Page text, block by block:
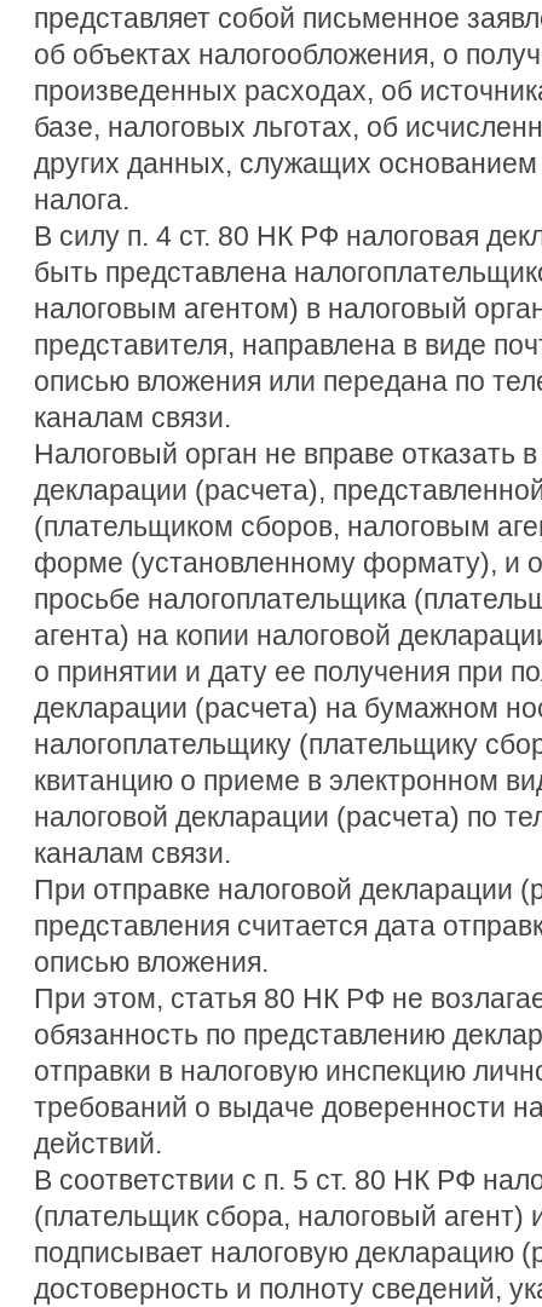
представляет собой письменное
об объектах налогообложения, о
произведенных расходах, об
базе, налоговых льготах, об
других данных, служащих
налога.
В силу п. 4 ст. 80 НК РФ налоговая
быть представлена
налоговым агентом) в налоговый
представителя, направлена в виде
описью вложения или передана по
каналам связи.
Налоговый орган не вправе отказать
декларации (расчета),
(плательщиком сборов, налоговым
форме (установленному формату), и
просьбе налогоплательщика
агента) на копии налоговой
о принятии и дату ее получения при
декларации (расчета) на бумажном
налогоплательщику (плательщику
квитанцию о приеме в электронном
налоговой декларации (расчета) по
каналам связи.
При отправке налоговой декларации
представления считается дата
описью вложения.
При этом, статья 80 НК РФ не
обязанность по представлению
отправки в налоговую инспекцию
требований о выдаче доверенности
действий.
В соответствии с п. 5 ст. 80 НК РФ
(плательщик сбора, налоговый агент)
подписывает налоговую декларацию
достоверность и полноту сведений,